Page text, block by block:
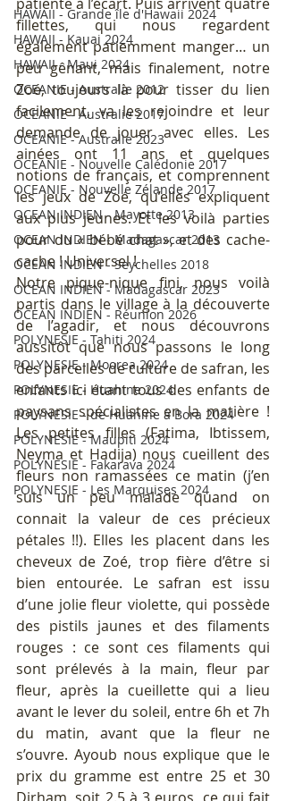
HAWAII - Grande île d'Hawaii 2024
HAWAII - Kauai 2024
HAWAII - Maui 2024
OCEANIE - Australie 2012
OCEANIE - Australie 2017
OCEANIE - Australie 2023
OCEANIE - Nouvelle Calédonie 2017
OCEANIE - Nouvelle Zélande 2017
OCEAN INDIEN - Mayotte 2013
OCEAN INDIEN - Madagascar 2013
OCEAN INDIEN - Seychelles 2018
OCEAN INDIEN - Madagascar 2023
OCEAN INDIEN - Réunion 2026
POLYNESIE - Tahiti 2024
POLYNESIE - Moorea 2024
POLYNESIE - Huahine 2024
POLYNESIE - de Huahine à Bora 2024
POLYNESIE - Maupiti 2024
POLYNESIE - Fakarava 2024
POLYNESIE - Les Marquises 2024
fillettes, qui nous regardent
également patiemment manger… un
peu gênant, mais finalement, notre
Zoé, toujours là pour tisser du lien
facilement, va les rejoindre et leur
demande de jouer avec elles. Les
ainées ont 11 ans et quelques
notions de français, et comprennent
les jeux de Zoé, qu’elles expliquent
aux plus jeunes. Et les voilà parties
pour du « bébé chat », et des cache-
cache ! Universel !
Notre pique-nique fini, nous voilà
partis dans le village à la découverte
de l’agadir, et nous découvrons
aussitôt que nous passons le long
des parcelles de culture de safran, les
enfants ici étant tous des enfants de
paysans spécialistes en la matière !
Les petites filles (Fatima, Ibtissem,
Neyma et Hadija) nous cueillent des
fleurs non ramassées ce matin (j’en
suis un peu malade quand on
connait la valeur de ces précieux
pétales !!). Elles les placent dans les
cheveux de Zoé, trop fière d’être si
bien entourée. Le safran est issu
d’une jolie fleur violette, qui possède
des pistils jaunes et des filaments
rouges : ce sont ces filaments qui
sont prélevés à la main, fleur par
fleur, après la cueillette qui a lieu
avant le lever du soleil, entre 6h et 7h
du matin, avant que la fleur ne
s’ouvre. Ayoub nous explique que le
prix du gramme est entre 25 et 30